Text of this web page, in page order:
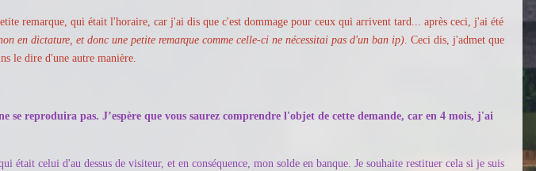
remarque, qui était l'horaire, car j'ai dis que c'est dommage pour ceux qui arrivent tard... après ceci, j'ai été
en dictature, et donc une petite remarque comme celle-ci ne nécessitai pas d'un ban ip). Ceci dis, j'admet que
le dire d'une autre manière.
se reproduira pas. J’espère que vous saurez comprendre l'objet de cette demande, car en 4 mois, j'ai
celui d'au dessus de visiteur, et en conséquence, mon solde en banque. Je souhaite restituer cela si je suis